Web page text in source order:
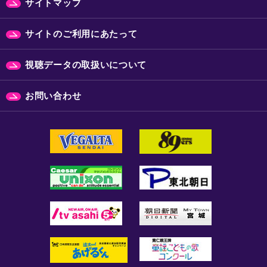
サイトマップ
サイトのご利用にあたって
視聴データの取扱いについて
お問い合わせ